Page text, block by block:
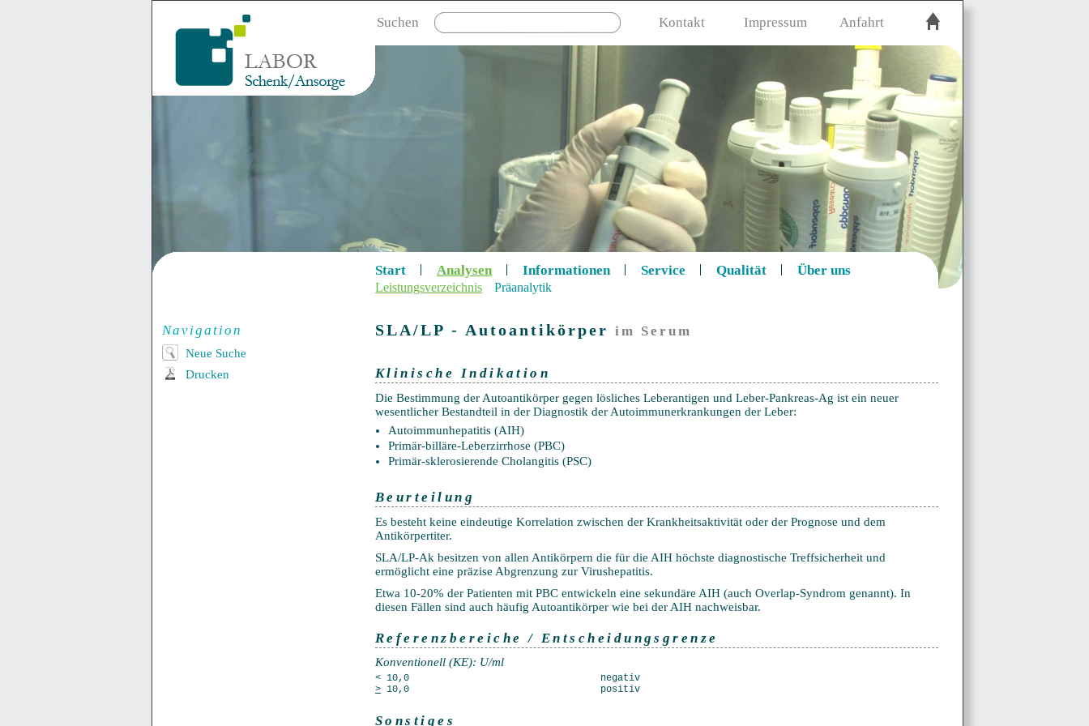
Suchen Kontakt Impressum Anfahrt
Navigation
Neue Suche
Drucken
Start Analysen Informationen Service Qualität Über uns
Leistungsverzeichnis Präanalytik
SLA/LP - Autoantikörper im Serum
Klinische Indikation
Die Bestimmung der Autoantikörper gegen lösliches Leberantigen und Leber-Pankreas-Ag ist ein neuer
wesentlicher Bestandteil in der Diagnostik der Autoimmunerkrankungen der Leber:
Autoimmunhepatitis (AIH)
Primär-billäre-Leberzirrhose (PBC)
Primär-sklerosierende Cholangitis (PSC)
Beurteilung
Es besteht keine eindeutige Korrelation zwischen der Krankheitsaktivität oder der Prognose und dem
Antikörpertiter.
SLA/LP-Ak besitzen von allen Antikörpern die für die AIH höchste diagnostische Treffsicherheit und
ermöglicht eine präzise Abgrenzung zur Virushepatitis.
Etwa 10-20% der Patienten mit PBC entwickeln eine sekundäre AIH (auch Overlap-Syndrom genannt). In
diesen Fällen sind auch häufig Autoantikörper wie bei der AIH nachweisbar.
Referenzbereiche / Entscheidungsgrenze
Konventionell (KE): U/ml
< 10,0
> 10,0
negativ
positiv
Sonstiges